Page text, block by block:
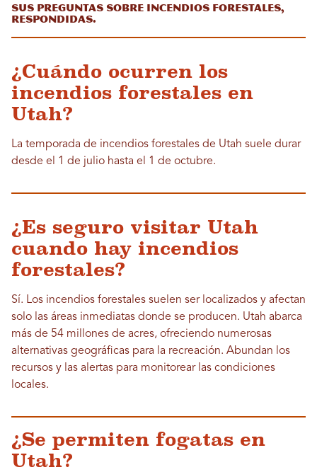
Sus preguntas sobre incendios forestales,
respondidas.
¿Cuándo ocurren los
incendios forestales en
Utah?
La temporada de incendios forestales de Utah suele durar
desde el 1 de julio hasta el 1 de octubre.
¿Es seguro visitar Utah
cuando hay incendios
forestales?
Sí. Los incendios forestales suelen ser localizados y afectan
solo las áreas inmediatas donde se producen. Utah abarca
más de 54 millones de acres, ofreciendo numerosas
alternativas geográficas para la recreación. Abundan los
recursos y las alertas para monitorear las condiciones
locales.
¿Se permiten fogatas en
Utah?